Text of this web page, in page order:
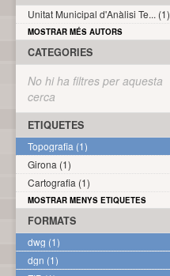
Unitat Municipal d'Anàlisi Te... (1)
MOSTRAR MÉS AUTORS
CATEGORIES
No hi ha filtres per aquesta
cerca
ETIQUETES
Topografia (1)
Girona (1)
Cartografia (1)
MOSTRAR MENYS ETIQUETES
FORMATS
dwg (1)
dgn (1)